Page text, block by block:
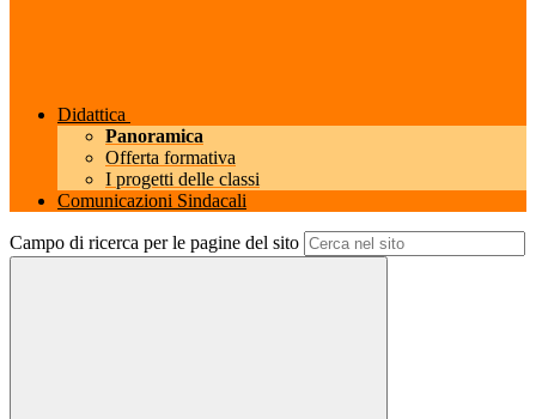
Didattica
Panoramica
Offerta formativa
I progetti delle classi
Comunicazioni Sindacali
Campo di ricerca per le pagine del sito